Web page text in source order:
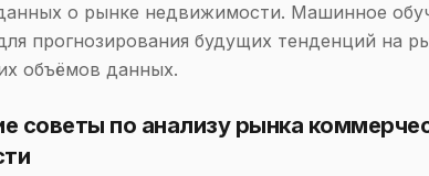
о рынке недвижимости. Машинное
прогнозирования будущих тенденций на
объёмов данных.
советы по анализу рынка